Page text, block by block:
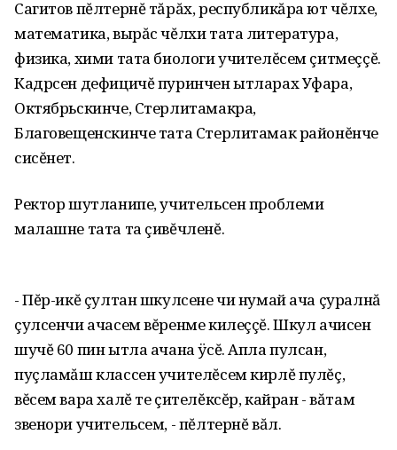
Сагитов пĕлтернĕ тăрăх, республикăра ют чĕлхе,
математика, вырăс чĕлхи тата литература,
физика, хими тата биологи учителĕсем çитмеççĕ.
Кадрсен дефицичĕ пуринчен ытларах Уфара,
Октябрьскинче, Стерлитамакра,
Благовещенскинче тата Стерлитамак районĕнче
сисĕнет.
Ректор шутланипе, учительсен проблеми
малашне тата та çивĕчленĕ.
- Пĕр-икĕ çултан шкулсене чи нумай ача çуралнă
çулсенчи ачасем вĕренме килеççĕ. Шкул ачисен
шучĕ 60 пин ытла ачана ÿсĕ. Апла пулсан,
пуçламăш классен учителĕсем кирлĕ пулĕç,
вĕсем вара халĕ те çителĕксĕр, кайран - вăтам
звенори учительсем, - пĕлтернĕ вăл.